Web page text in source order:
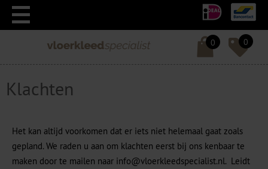
0 0
Klachten
Het kan altijd voorkomen dat er iets niet helemaal gaat zoals
gepland. We raden u aan om klachten eerst bij ons kenbaar te
maken door te mailen naar info@vloerkleedspecialist.nl. Leidt